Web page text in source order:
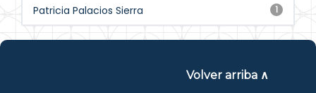
1
Patricia Palacios Sierra
Volver arriba ∧